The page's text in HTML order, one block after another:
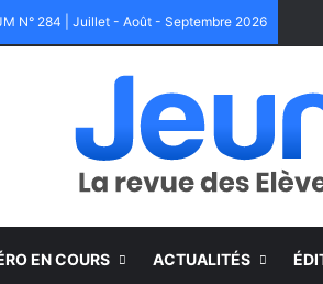
N° 284 | Juillet - Août - Septembre 2026
EN COURS ACTUALITÉS